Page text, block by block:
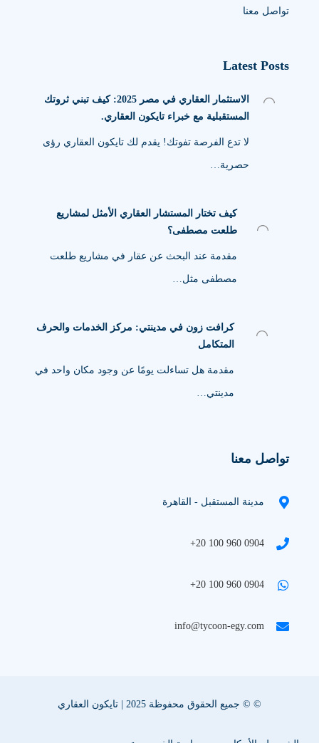
تواصل معنا
Latest Posts
الاستثمار العقاري في مصر 2025: كيف تبني ثروتك
المستقبلية مع خبراء تايكون العقاري.
لا تدع الفرصة تفوتك! يقدم لك تايكون العقاري رؤى
حصرية…
كيف تختار المستشار العقاري الأمثل لمشاريع
طلعت مصطفى؟
مقدمة عند البحث عن عقار في مشاريع طلعت
مصطفى مثل…
كرافت زون في مدينتي: مركز الخدمات والحرف
المتكامل
مقدمة هل تساءلت يومًا عن وجود مكان واحد في
مدينتي…
تواصل معنا
مدينة المستقبل - القاهرة
+20 100 960 0904
+20 100 960 0904
info@tycoon-egy.com
© © جميع الحقوق محفوظة 2025 | تايكون العقاري